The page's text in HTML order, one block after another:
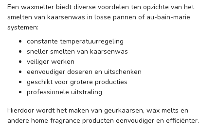
Een waxmelter biedt diverse voordelen ten opzichte van het
smelten van kaarsenwas in losse pannen of au-bain-marie
systemen:
constante temperatuurregeling
sneller smelten van kaarsenwas
veiliger werken
eenvoudiger doseren en uitschenken
geschikt voor grotere producties
professionele uitstraling
Hierdoor wordt het maken van geurkaarsen, wax melts en
andere home fragrance producten eenvoudiger en efficiënter.